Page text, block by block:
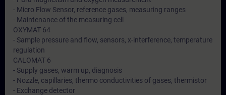
- Micro Flow Sensor, reference gases, measuring ranges
- Maintenance of the measuring cell
OXYMAT 64
- Sample pressure and flow, sensors, x-interference, temperature
regulation
CALOMAT 6
- Supply gases, warm up, diagnosis
- Nozzle, capillaries, thermo conductivities of gases, thermistor
- Exchange detector